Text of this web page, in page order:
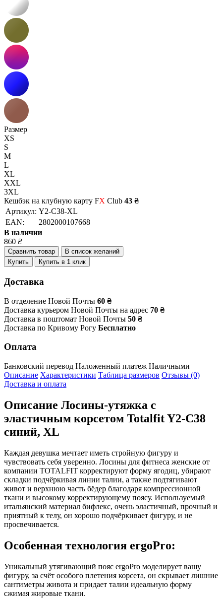
Размер
XS
S
M
L
XL
XXL
3XL
Кешбэк на клубную карту FX Club 43 ₴
Артикул: Y2-C38-XL
EAN:
2802000107668
В наличии
860 ₴
Сравнить товар
В список желаний
Купить
Купить в 1 клик
Доставка
В отделение Новой Почты 60 ₴
Доставка курьером Новой Почты на адрес 70 ₴
Доставка в поштомат Новой Почты 50 ₴
Доставка по Кривому Рогу Бесплатно
Оплата
Банковский перевод Наложенный платеж Наличными
Описание Характеристики Таблица размеров Отзывы (0)
Доставка и оплата
Описание Лосины-утяжка с
эластичным корсетом Totalfit Y2-C38
синий, XL
Каждая девушка мечтает иметь стройную фигуру и
чувствовать себя уверенно. Лосины для фитнеса женские от
компании TOTALFIT корректируют форму ягодиц, убирают
складки подчёркивая линии талии, а также подтягивают
живот и верхнюю часть бёдер благодаря компрессионной
ткани и высокому корректирующему поясу. Используемый
итальянский материал бифлекс, очень эластичный, прочный и
приятный к телу, он хорошо подчёркивает фигуру, и не
просвечивается.
Особенная технология ergoPro:
Уникальный утягивающий пояс ergoPro моделирует вашу
фигуру, за счёт особого плетения корсета, он скрывает лишние
сантиметры живота и придает талии идеальную форму
сжимая жировые ткани.